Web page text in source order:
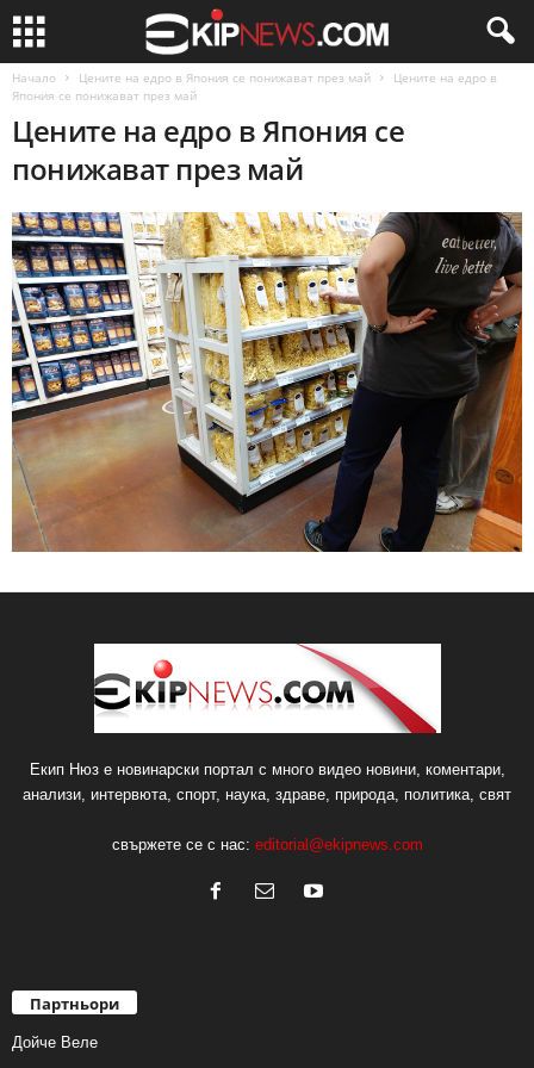
Начало Цените на едро в Япония се понижават през май
Цените на едро в
Япония се понижават през май
Цените на едро в Япония се
понижават през май
Екип Нюз е новинарски портал с много видео новини, коментари,
анализи, интервюта, спорт, наука, здраве, природа, политика, свят
свържете се с нас: editorial@ekipnews.com
Партньори
Дойче Веле